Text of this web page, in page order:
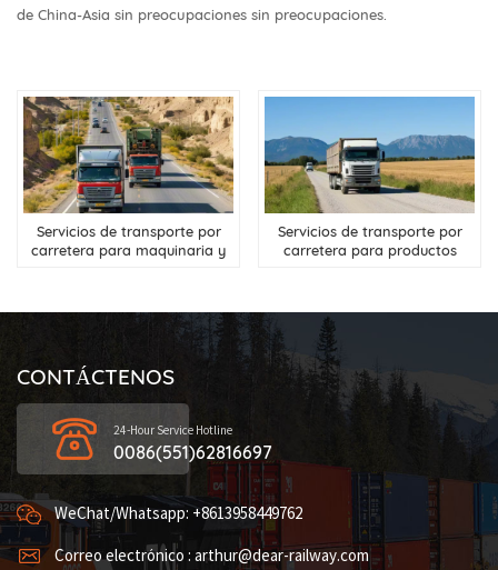
de China-Asia sin preocupaciones sin preocupaciones.
Servicios de transporte por
carretera para maquinaria y
Servicios de transporte por
carretera para productos
CONTÁCTENOS
24-Hour Service Hotline
0086(551)62816697
WeChat/Whatsapp: +8613958449762
Correo electrónico : arthur@dear-railway.com